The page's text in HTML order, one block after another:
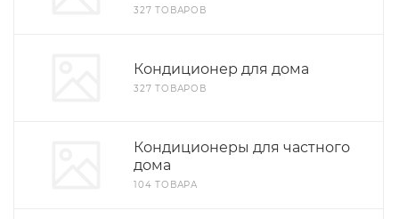
327 ТОВАРОВ
Кондиционер для дома
327 ТОВАРОВ
Кондиционеры для частного
дома
104 ТОВАРА